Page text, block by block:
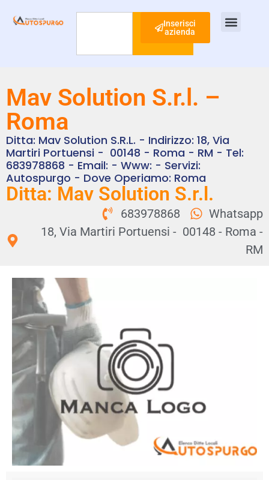
Cerca
Inserisci
azienda
Mav Solution S.r.l. –
Roma
Ditta: Mav Solution S.r.l. - Indirizzo: 18, Via
Martiri Portuensi - 00148 - Roma - RM - Tel:
683978868 - Email: - Www: - Servizi:
Autospurgo - Dove Operiamo: Roma
Ditta: Mav Solution S.r.l.
683978868
Whatsapp
18, Via Martiri Portuensi - 00148 - Roma -
RM